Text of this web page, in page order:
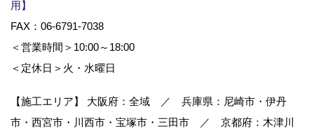
用】
FAX：06-6791-7038
＜営業時間＞10:00～18:00
＜定休日＞火・水曜日
【施工エリア】 大阪府：全域 ／ 兵庫県：尼崎市・伊丹
市・西宮市・川西市・宝塚市・三田市 ／ 京都府：木津川